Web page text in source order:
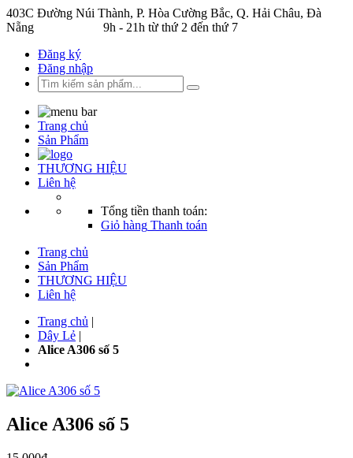
403C Đường Núi Thành, P. Hòa Cường Bắc, Q. Hải Châu, Đà
Nẵng
9h - 21h từ thứ 2 đến thứ 7
Đăng ký
Đăng nhập
Trang chủ
Sản Phẩm
THƯƠNG HIỆU
Liên hệ
Tổng tiền thanh toán:
Giỏ hàng Thanh toán
Trang chủ
Sản Phẩm
THƯƠNG HIỆU
Liên hệ
Trang chủ |
Dây Lẻ |
Alice A306 số 5
Alice A306 số 5